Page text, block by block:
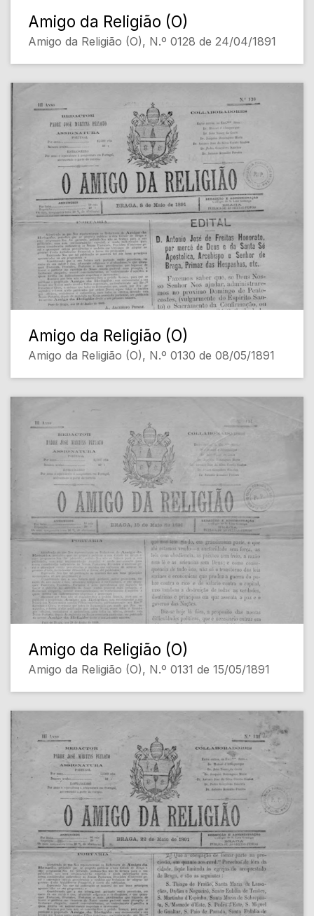
Amigo da Religião (O)
Amigo da Religião (O), N.º 0128 de 24/04/1891
Amigo da Religião (O)
Amigo da Religião (O), N.º 0130 de 08/05/1891
Amigo da Religião (O)
Amigo da Religião (O), N.º 0131 de 15/05/1891